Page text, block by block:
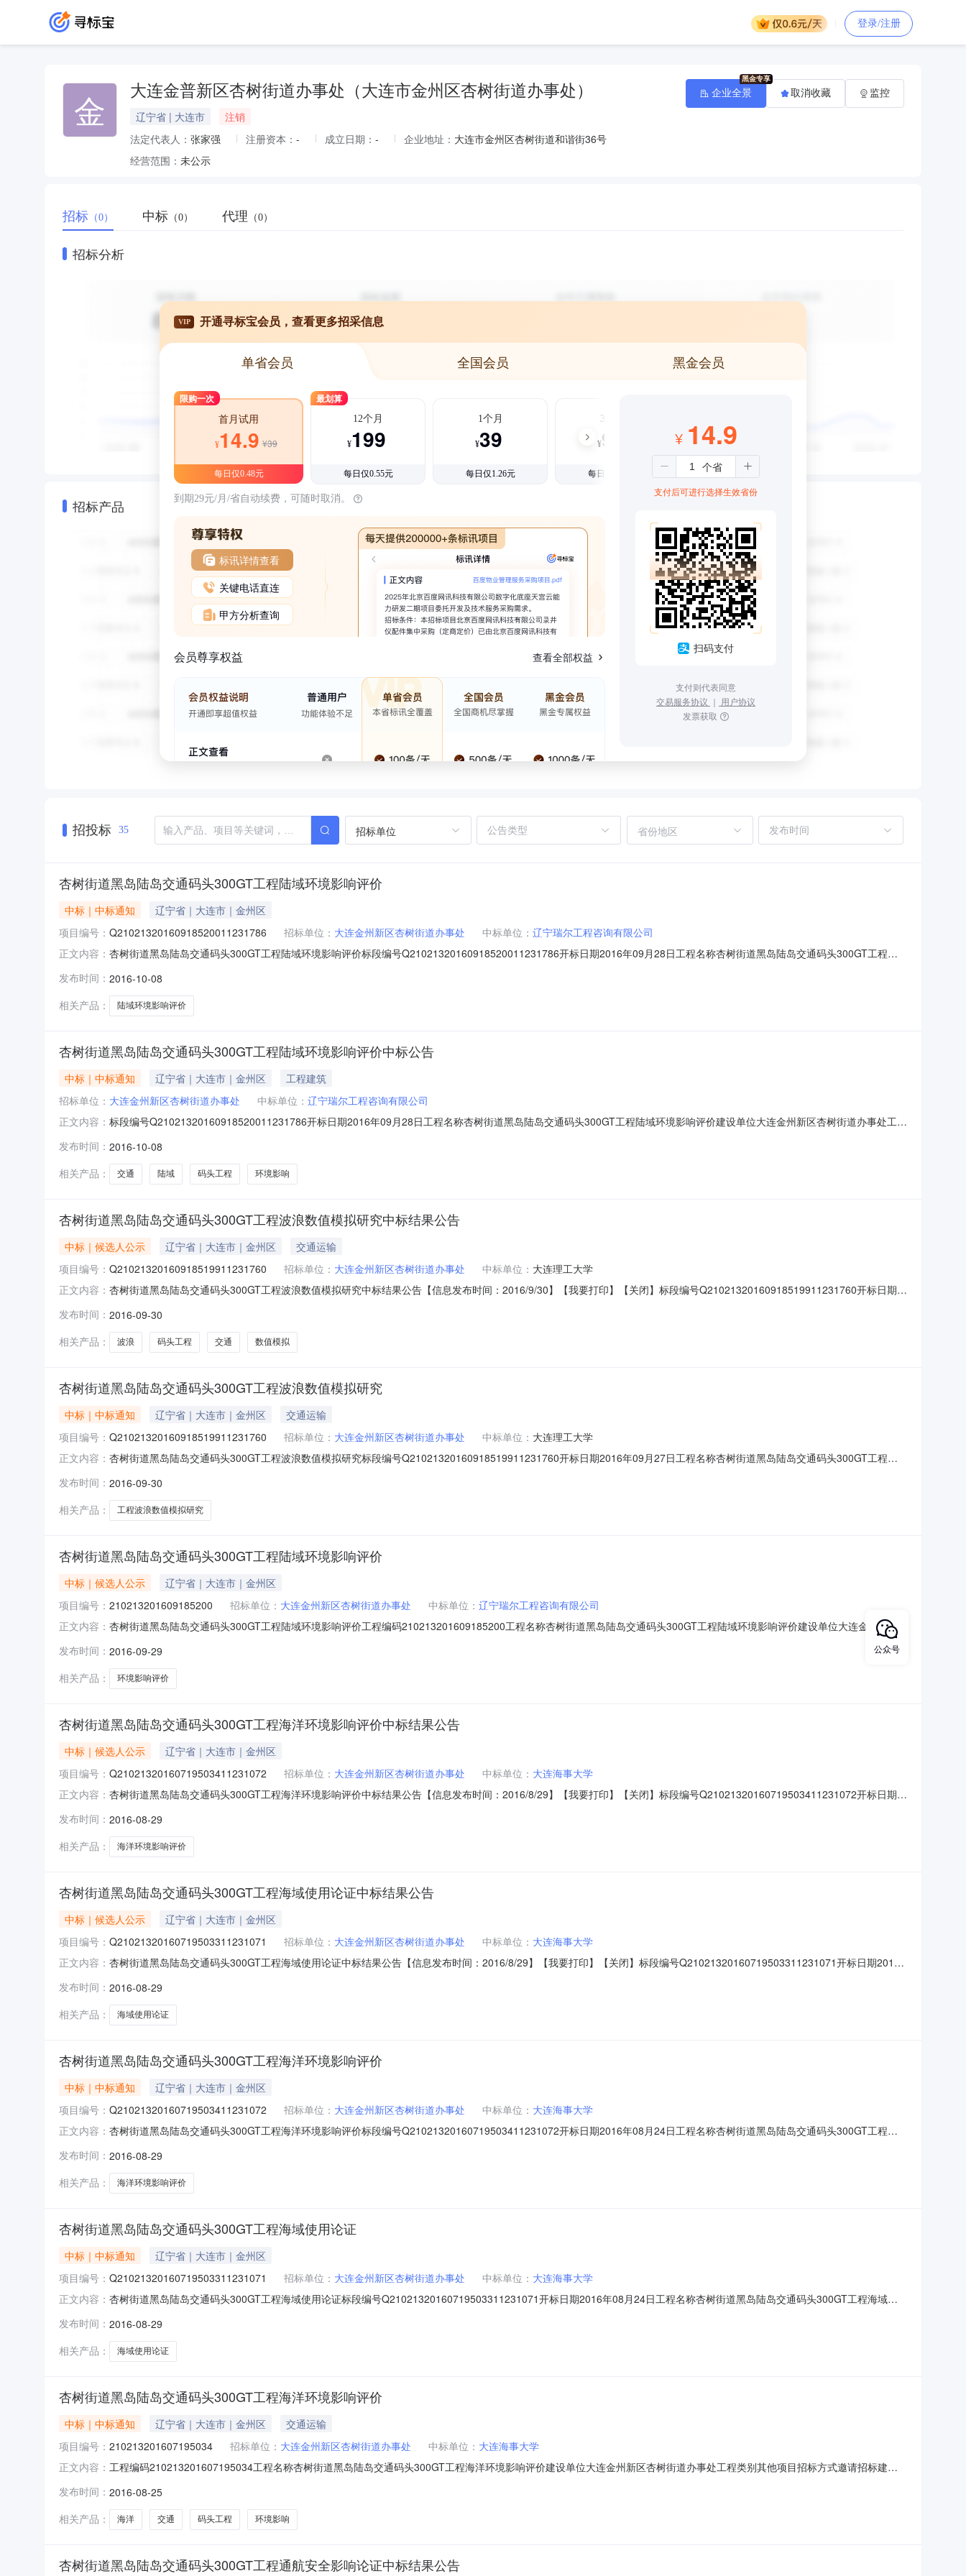
登录/注册
金 大连金普新区杏树街道办事处（大连市金州区杏树街道办事处）
辽宁省 | 大连市
注销
法定代表人： 张家强 注册资本： - 成立日期： - 企业地址： 大连市金州区杏树街道和谐街36号
经营范围： 未公示
企业全景 取消收藏 监控
招标 （0） 中标 （0） 代理 （0）
招标分析
招标产品
VIP 开通寻标宝会员，查看更多招采信息
单省会员 全国会员 黑金会员
限购一次
首月试用
¥14.9 ¥39
每日仅0.48元
最划算
12个月
¥199
每日仅0.55元
1个月
¥39
每日仅1.26元
3个月
¥99
每日仅1.08元
到期29元/月/省自动续费，可随时取消。
标讯详情查看
关键电话直连
甲方分析查询
会员尊享权益 查看全部权益
¥ 14.9
支付后可进行选择生效省份
扫码支付
支付则代表同意
交易服务协议 ｜ 用户协议
发票获取
招投标 35 招标单位 省份地区
杏树街道黑岛陆岛交通码头300GT工程陆域环境影响评价
中标｜中标通知
辽宁省｜大连市｜金州区
项目编号： Q21021320160918520011231786 招标单位： 大连金州新区杏树街道办事处 中标单位： 辽宁瑞尔工程咨询有限公司
正文内容： 杏树街道黑岛陆岛交通码头300GT工程陆域环境影响评价标段编号Q21021320160918520011231786开标日期2016年09月28日工程名称杏树街道黑岛陆岛交通码头300GT工程陆
造价咨询有限公司中标单位辽宁瑞尔工程咨询有限公司中标价-22.0000%建筑面积平方米中标单价（元/万平米）0.00项目负责人姓名韩静项目负责人资格高级工程师项目负责人
发布时间： 2016-10-08
相关产品：
陆域环境影响评价
杏树街道黑岛陆岛交通码头300GT工程陆域环境影响评价中标公告
中标｜中标通知 辽宁省｜大连市｜金州区
工程建筑
招标单位： 大连金州新区杏树街道办事处 中标单位： 辽宁瑞尔工程咨询有限公司
正文内容： 标段编号Q21021320160918520011231786开标日期2016年09月28日工程名称杏树街道黑岛陆岛交通码头300GT工程陆域环境影响评价建设单位大连金州新区杏树街道办事处工程
价-22.0000%建筑面积平方米中标单价（元/万平米）0.00项目负责人姓名韩静项目负责人资格高级工程师项目负责人IC卡号有效工期（天）20**内容为隐藏内容，登录后即
发布时间： 2016-10-08
相关产品：
交通 陆域 码头工程 环境影响
杏树街道黑岛陆岛交通码头300GT工程波浪数值模拟研究中标结果公告
中标｜候选人公示 辽宁省｜大连市｜金州区
交通运输
项目编号： Q21021320160918519911231760 招标单位： 大连金州新区杏树街道办事处 中标单位： 大连理工大学
正文内容： 杏树街道黑岛陆岛交通码头300GT工程波浪数值模拟研究中标结果公告【信息发布时间：2016/9/30】【我要打印】【关闭】标段编号Q21021320160918519911231760开标日期
树街道中标范围和内容波浪数值模拟研究代理机构大连正评建设工程造价咨询有限公司中标单位大连理工大学中标价-21.0000%建筑面积平方米中标单价（元/万平米）0.
发布时间： 2016-09-30
相关产品：
波浪 码头工程 交通 数值模拟
杏树街道黑岛陆岛交通码头300GT工程波浪数值模拟研究
中标｜中标通知 辽宁省｜大连市｜金州区
交通运输
项目编号： Q21021320160918519911231760 招标单位： 大连金州新区杏树街道办事处 中标单位： 大连理工大学
正文内容： 杏树街道黑岛陆岛交通码头300GT工程波浪数值模拟研究标段编号Q21021320160918519911231760开标日期2016年09月27日工程名称杏树街道黑岛陆岛交通码头300GT工程波
造价咨询有限公司中标单位大连理工大学中标价-21.0000%建筑面积平方米中标单价（元/万平米）0.00项目负责人姓名柳淑学项目负责人资格科学研究专业研究员项目负责人I
发布时间： 2016-09-30
相关产品：
工程波浪数值模拟研究
杏树街道黑岛陆岛交通码头300GT工程陆域环境影响评价
中标｜候选人公示
辽宁省｜大连市｜金州区
项目编号： 210213201609185200 招标单位： 大连金州新区杏树街道办事处 中标单位： 辽宁瑞尔工程咨询有限公司
正文内容： 杏树街道黑岛陆岛交通码头300GT工程陆域环境影响评价工程编码210213201609185200工程名称杏树街道黑岛陆岛交通码头300GT工程陆域环境影响评价建设单位大连金州新区
杏树街道办事处工程类别项目管理招标方式邀请招标建设地点金州新区杏树街道项目所在区域大连市·金州新区拟中标单位标段名称标段建筑面积(㎡)拟中标单位中标价项目负责人杏
树街道黑岛陆岛交通码头300GT工程陆域环境影响评价辽宁瑞尔工程咨询有限公司-22.0000%韩静中标候选人情况中标候选人：辽宁瑞尔工程咨询有限公司中标下浮率：22%资质等
级：环
发布时间： 2016-09-29
相关产品：
环境影响评价
杏树街道黑岛陆岛交通码头300GT工程海洋环境影响评价中标结果公告
中标｜候选人公示
辽宁省｜大连市｜金州区
项目编号： Q21021320160719503411231072 招标单位： 大连金州新区杏树街道办事处 中标单位： 大连海事大学
正文内容： 杏树街道黑岛陆岛交通码头300GT工程海洋环境影响评价中标结果公告【信息发布时间：2016/8/29】【我要打印】【关闭】标段编号Q21021320160719503411231072开标日期
树街道中标范围和内容海洋环境影响评价代理机构大连正评建设工程造价咨询有限公司中标单位大连海事大学中标价-32.0000%建筑面积平方米中标单价（元/万平米）0.
发布时间： 2016-08-29
相关产品：
海洋环境影响评价
杏树街道黑岛陆岛交通码头300GT工程海域使用论证中标结果公告
中标｜候选人公示
辽宁省｜大连市｜金州区
项目编号： Q21021320160719503311231071 招标单位： 大连金州新区杏树街道办事处 中标单位： 大连海事大学
正文内容： 杏树街道黑岛陆岛交通码头300GT工程海域使用论证中标结果公告【信息发布时间：2016/8/29】【我要打印】【关闭】标段编号Q21021320160719503311231071开标日期2016
标范围和内容海域使用论证代理机构大连正评建设工程造价咨询有限公司中标单位大连海事大学中标价-32.0000%建筑面积平方米中标单价（元/万平米）0.00项目负责
发布时间： 2016-08-29
相关产品：
海域使用论证
杏树街道黑岛陆岛交通码头300GT工程海洋环境影响评价
中标｜中标通知
辽宁省｜大连市｜金州区
项目编号： Q21021320160719503411231072 招标单位： 大连金州新区杏树街道办事处 中标单位： 大连海事大学
正文内容： 杏树街道黑岛陆岛交通码头300GT工程海洋环境影响评价标段编号Q21021320160719503411231072开标日期2016年08月24日工程名称杏树街道黑岛陆岛交通码头300GT工程海
造价咨询有限公司中标单位大连海事大学中标价-32.0000%建筑面积平方米中标单价（元/万平米）0.00项目负责人姓名陶平项目负责人资格副教授项目负责人IC卡号有效工期
发布时间： 2016-08-29
相关产品：
海洋环境影响评价
杏树街道黑岛陆岛交通码头300GT工程海域使用论证
中标｜中标通知
辽宁省｜大连市｜金州区
项目编号： Q21021320160719503311231071 招标单位： 大连金州新区杏树街道办事处 中标单位： 大连海事大学
正文内容： 杏树街道黑岛陆岛交通码头300GT工程海域使用论证标段编号Q21021320160719503311231071开标日期2016年08月24日工程名称杏树街道黑岛陆岛交通码头300GT工程海域使
公司中标单位大连海事大学中标价-32.0000%建筑面积平方米中标单价（元/万平米）0.00项目负责人姓名陶平项目负责人资格副教授项目负责人IC卡号有效工期（天）30
发布时间： 2016-08-29
相关产品：
海域使用论证
杏树街道黑岛陆岛交通码头300GT工程海洋环境影响评价
中标｜中标通知 辽宁省｜大连市｜金州区
交通运输
项目编号： 210213201607195034 招标单位： 大连金州新区杏树街道办事处 中标单位： 大连海事大学
正文内容： 工程编码210213201607195034工程名称杏树街道黑岛陆岛交通码头300GT工程海洋环境影响评价建设单位大连金州新区杏树街道办事处工程类别其他项目招标方式邀请招标建设
连海事大学-32.0000%陶平中标候选人情况中标候选人：大连海事大学中标下浮率：32%企业资质：环境影响评价乙级项目负责人：陶平副教授证书编号：110800774招标内容海洋
环
发布时间： 2016-08-25
相关产品：
海洋 交通 码头工程 环境影响
杏树街道黑岛陆岛交通码头300GT工程通航安全影响论证中标结果公告
公众号